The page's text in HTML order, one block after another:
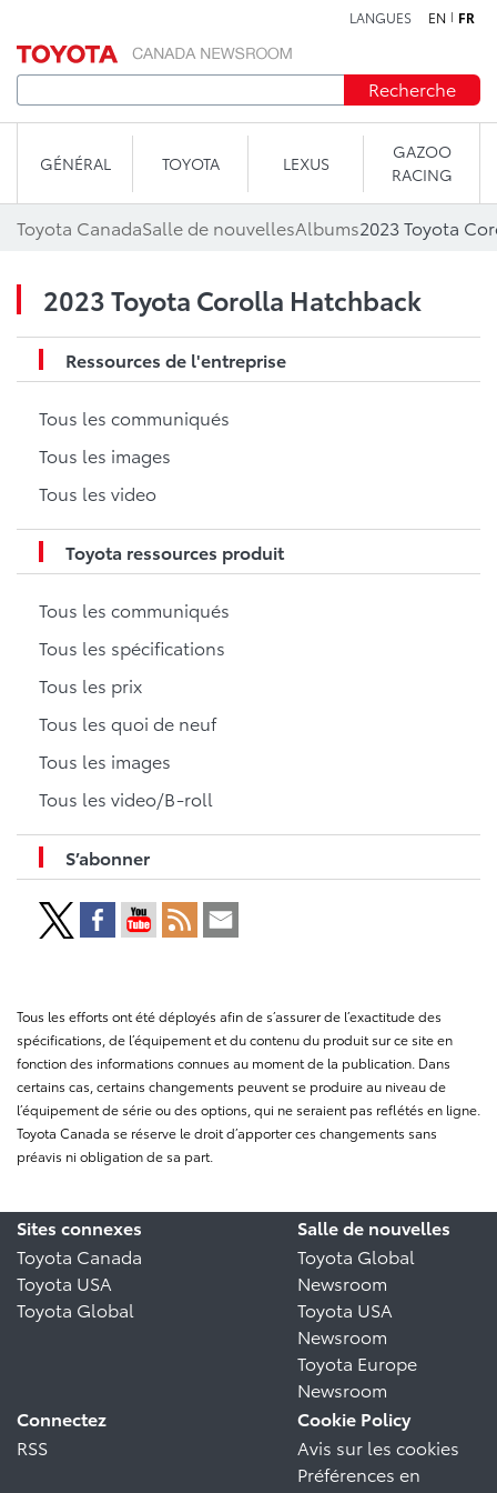
LANGUES EN FR
Recherche
GÉNÉRAL TOYOTA LEXUS
GAZOO
RACING
Toyota CanadaSalle de nouvellesAlbums2023 Toyota
2023 Toyota Corolla Hatchback
Ressources de l'entreprise
Tous les communiqués
Tous les images
Tous les video
Toyota ressources produit
Tous les communiqués
Tous les spécifications
Tous les prix
Tous les quoi de neuf
Tous les images
Tous les video/B-roll
S’abonner
Tous les efforts ont été déployés afin de s’assurer de l’exactitude des
spécifications, de l’équipement et du contenu du produit sur ce site en
fonction des informations connues au moment de la publication. Dans
certains cas, certains changements peuvent se produire au niveau de
l’équipement de série ou des options, qui ne seraient pas reflétés en ligne.
Toyota Canada se réserve le droit d’apporter ces changements sans
préavis ni obligation de sa part.
Sites connexes
Toyota Canada
Toyota USA
Toyota Global
Salle de nouvelles
Toyota Global
Newsroom
Toyota USA
Newsroom
Toyota Europe
Newsroom
Connectez
RSS
Cookie Policy
Avis sur les cookies
Préférences en